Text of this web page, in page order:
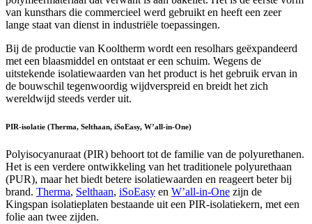
van kunsthars die commercieel werd gebruikt en heeft een zeer
lange staat van dienst in industriële toepassingen.
Bij de productie van Kooltherm wordt een resolhars geëxpandeerd
met een blaasmiddel en ontstaat er een schuim. Wegens de
uitstekende isolatiewaarden van het product is het gebruik ervan in
de bouwschil tegenwoordig wijdverspreid en breidt het zich
wereldwijd steeds verder uit.
PIR-isolatie (Therma, Selthaan, iSoEasy, W’all-in-One)
Polyisocyanuraat (PIR) behoort tot de familie van de polyurethanen.
Het is een verdere ontwikkeling van het traditionele polyurethaan
(PUR), maar het biedt betere isolatiewaarden en reageert beter bij
brand. Therma, Selthaan, iSoEasy en W’all-in-One zijn de
Kingspan isolatieplaten bestaande uit een PIR-isolatiekern, met een
folie aan twee zijden.